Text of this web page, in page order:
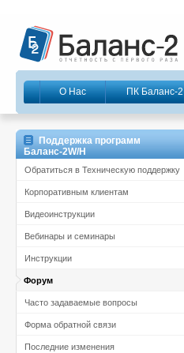
О Нас ПК Баланс-2
Поддержка программ
Баланс-2W/Н
Обратиться в Техническую поддержку
Корпоративным клиентам
Видеоинструкции
Вебинары и семинары
Инструкции
Форум
Часто задаваемые вопросы
Форма обратной связи
Последние изменения